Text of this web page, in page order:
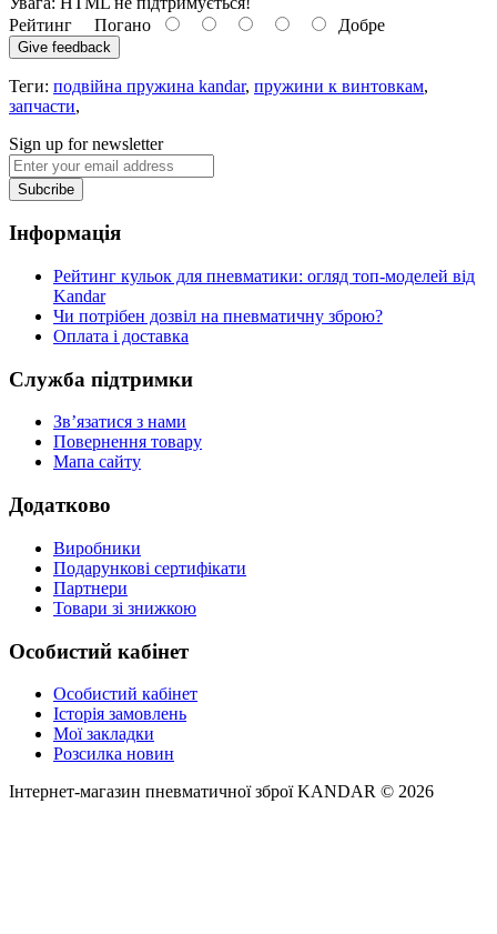
Рейтинг Погано Добре
Give feedback
Теги: подвійна пружина kandar, пружини к винтовкам,
запчaсти,
Sign up for newsletter
Subcribe
Інформація
Рейтинг кульок для пневматики: огляд топ-моделей від
Kandar
Чи потрібен дозвіл на пневматичну зброю?
Оплата і доставка
Служба підтримки
Зв’язатися з нами
Повернення товару
Мапа сайту
Додатково
Виробники
Подарункові сертифікати
Партнери
Товари зі знижкою
Особистий кабінет
Особистий кабінет
Історія замовлень
Мої закладки
Розсилка новин
Інтернет-магазин пневматичної зброї KANDAR © 2026